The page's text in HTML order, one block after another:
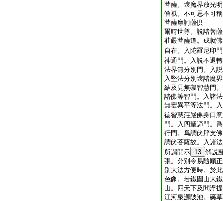
菩薩。壞魔界放光
僧祇。不可思不可
菩薩摩訶薩倶
爾時世尊。説諸菩
莊嚴菩薩道。成就
自在。入陀羅尼印
神通門。入説不退
法界無分別門。入
入堅法分別壞諸魔
結及見無礙智慧門
諸佛等智門。入諸
無變異平等法門。
徳智慧莊嚴佛身口
門。入四聖諦門。
行門。爲調伏辟支
調伏菩薩故。入諸
所謂開示 13 解説
張。分別令易隨順
別大法方便時。於
色像。若鐵圍山大
山。四天下及閻浮
江河泉源陂池。藥